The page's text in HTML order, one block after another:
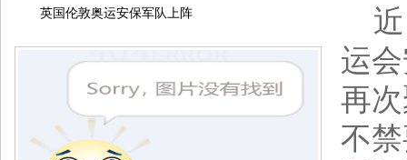
英国伦敦奥运安保军队上阵
近
运
再
不